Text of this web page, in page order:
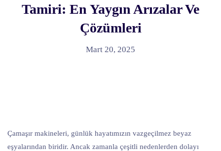
Tamiri: En Yaygın Arızalar Ve
Çözümleri
Mart 20, 2025
Çamaşır makineleri, günlük hayatımızın vazgeçilmez beyaz
eşyalarından biridir. Ancak zamanla çeşitli nedenlerden dolayı